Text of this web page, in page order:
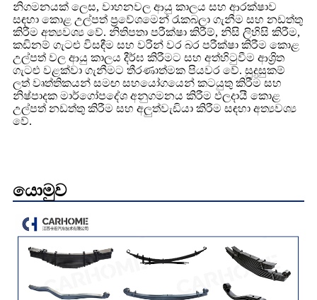
නිගමනයක් ලෙස, වාහනවල ආයු කාලය සහ ආරක්ෂාව
සඳහා කොළ උල්පත් ප්‍රවේශමෙන් රැකබලා ගැනීම සහ නඩත්තු
කිරීම අත්‍යවශ්‍ය වේ. නිතිපතා පරීක්ෂා කිරීම්, නිසි ලිහිසි කිරීම,
කඩිනම් ගැටළු විසඳීම සහ වරින් වර බර පරීක්ෂා කිරීම කොළ
උල්පත් වල ආයු කාලය දීර්ඝ කිරීමට සහ අත්හිටුවීම ආශ්‍රිත
ගැටළු වළක්වා ගැනීමට තීරණාත්මක පියවර වේ. සුදුසුකම්
ලත් වෘත්තිකයන් සමඟ සහයෝගයෙන් කටයුතු කිරීම සහ
නිෂ්පාදක මාර්ගෝපදේශ අනුගමනය කිරීම ඵලදායී කොළ
උල්පත් නඩත්තු කිරීම සහ අලුත්වැඩියා කිරීම සඳහා අත්‍යවශ්‍ය
වේ.
යොමුව